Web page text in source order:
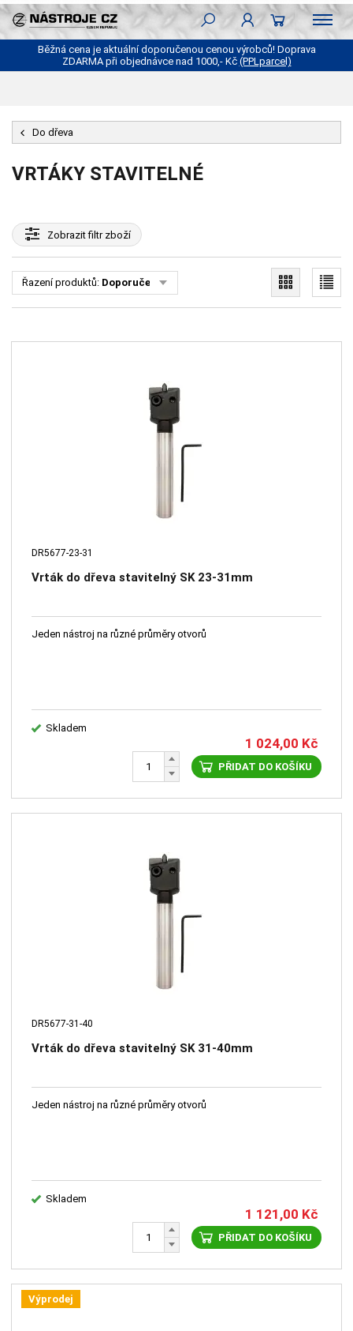
Běžná cena je aktuální doporučenou cenou výrobců! Doprava
ZDARMA při objednávce nad 1000,- Kč (PPLparcel)
Do dřeva
VRTÁKY STAVITELNÉ
Zobrazitfiltr zboží
Řazení produktů: Doporučené
DR5677-23-31
Vrták do dřeva stavitelný SK 23-31mm
Jeden nástroj na různé průměry otvorů
Skladem
1 024,00 Kč
PŘIDAT DO KOŠÍKU
DR5677-31-40
Vrták do dřeva stavitelný SK 31-40mm
Jeden nástroj na různé průměry otvorů
Skladem
1 121,00 Kč
PŘIDAT DO KOŠÍKU
Výprodej